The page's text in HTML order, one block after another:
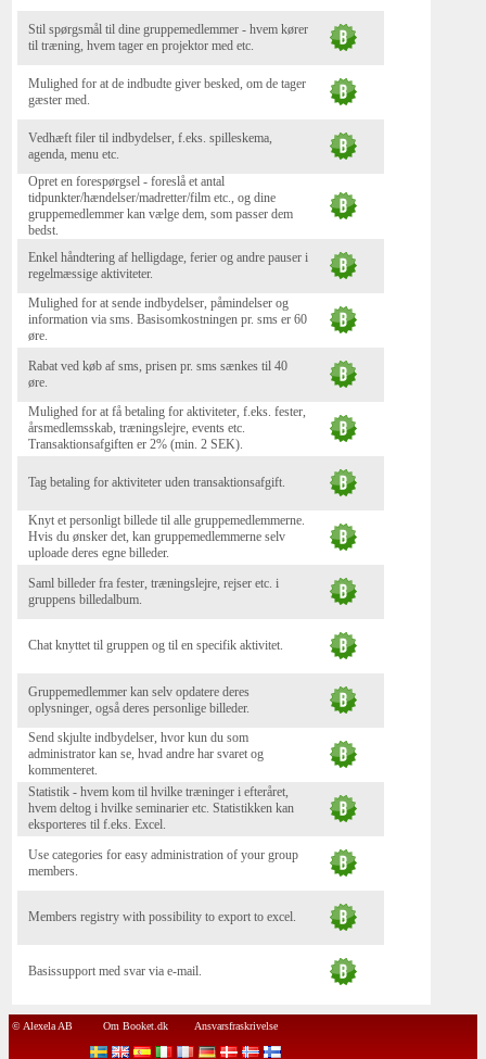
Stil spørgsmål til dine gruppemedlemmer - hvem kører
til træning, hvem tager en projektor med etc.
Mulighed for at de indbudte giver besked, om de tager
gæster med.
Vedhæft filer til indbydelser, f.eks. spilleskema,
agenda, menu etc.
Opret en forespørgsel - foreslå et antal
tidpunkter/hændelser/madretter/film etc., og dine
gruppemedlemmer kan vælge dem, som passer dem
bedst.
Enkel håndtering af helligdage, ferier og andre pauser i
regelmæssige aktiviteter.
Mulighed for at sende indbydelser, påmindelser og
information via sms. Basisomkostningen pr. sms er 60
øre.
Rabat ved køb af sms, prisen pr. sms sænkes til 40
øre.
Mulighed for at få betaling for aktiviteter, f.eks. fester,
årsmedlemsskab, træningslejre, events etc.
Transaktionsafgiften er 2% (min. 2 SEK).
Tag betaling for aktiviteter uden transaktionsafgift.
Knyt et personligt billede til alle gruppemedlemmerne.
Hvis du ønsker det, kan gruppemedlemmerne selv
uploade deres egne billeder.
Saml billeder fra fester, træningslejre, rejser etc. i
gruppens billedalbum.
Chat knyttet til gruppen og til en specifik aktivitet.
Gruppemedlemmer kan selv opdatere deres
oplysninger, også deres personlige billeder.
Send skjulte indbydelser, hvor kun du som
administrator kan se, hvad andre har svaret og
kommenteret.
Statistik - hvem kom til hvilke træninger i efteråret,
hvem deltog i hvilke seminarier etc. Statistikken kan
eksporteres til f.eks. Excel.
Use categories for easy administration of your group
members.
Members registry with possibility to export to excel.
Basissupport med svar via e-mail.
© Alexela AB Om Booket.dk Ansvarsfraskrivelse